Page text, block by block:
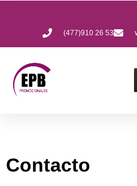
(477)910 26 53
Contacto